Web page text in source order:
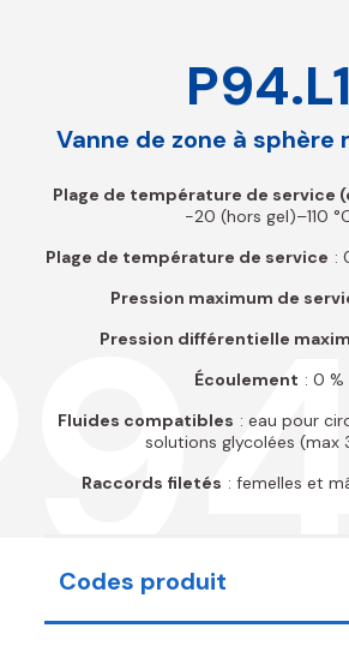
P94.L1
Vanne de zone à sphère
Plage de température de service
-20 (hors gel)–110
Plage de température de service :
Pression maximum de
Pression différentielle
Écoulement : 0 %
Fluides compatibles : eau pour
solutions glycolées (max
Raccords filetés : femelles et
Codes produit